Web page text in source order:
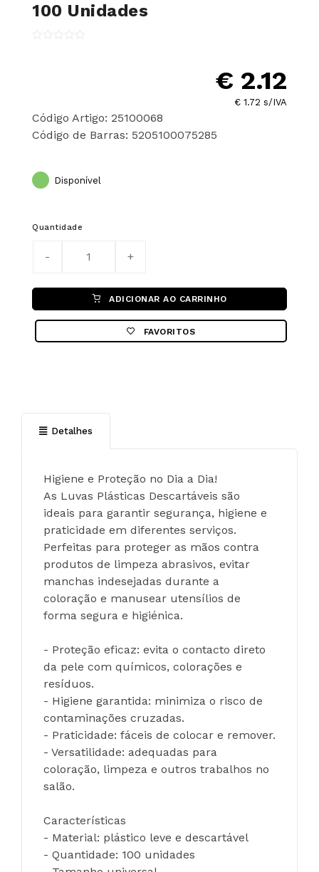
100 Unidades
€ 2.12
€ 1.72 s/IVA
Código Artigo: 25100068
Código de Barras: 5205100075285
Disponível
Quantidade
ADICIONAR AO CARRINHO
FAVORITOS
Detalhes
Higiene e Proteção no Dia a Dia!
As Luvas Plásticas Descartáveis são
ideais para garantir segurança, higiene e
praticidade em diferentes serviços.
Perfeitas para proteger as mãos contra
produtos de limpeza abrasivos, evitar
manchas indesejadas durante a
coloração e manusear utensílios de
forma segura e higiénica.
- Proteção eficaz: evita o contacto direto
da pele com químicos, colorações e
resíduos.
- Higiene garantida: minimiza o risco de
contaminações cruzadas.
- Praticidade: fáceis de colocar e remover.
- Versatilidade: adequadas para
coloração, limpeza e outros trabalhos no
salão.
Características
- Material: plástico leve e descartável
- Quantidade: 100 unidades